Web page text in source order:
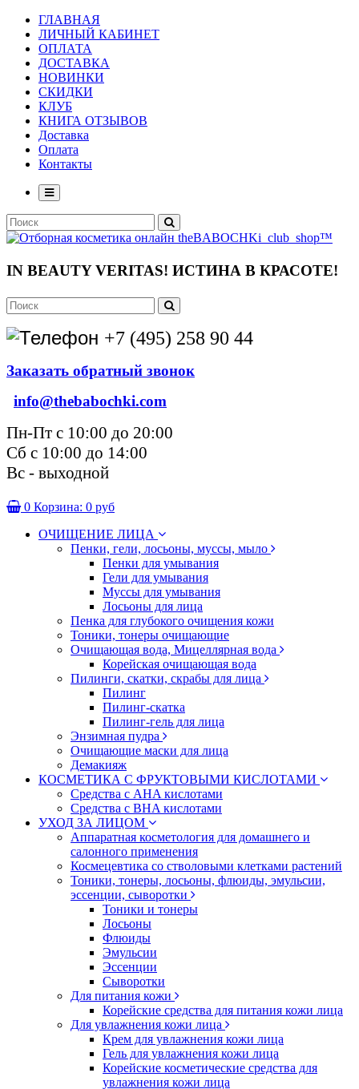
ГЛАВНАЯ
ЛИЧНЫЙ КАБИНЕТ
ОПЛАТА
ДОСТАВКА
НОВИНКИ
СКИДКИ
КЛУБ
КНИГА ОТЗЫВОВ
Доставка
Оплата
Контакты
IN BEAUTY VERITAS! ИСТИНА В КРАСОТЕ!
+7 (495) 258 90 44
Заказать обратный звонок
info@thebabochki.com
Пн-Пт с 10:00 до 20:00
Сб с 10:00 до 14:00
Вс - выходной
0 Корзина: 0 руб
ОЧИЩЕНИЕ ЛИЦА
Пенки, гели, лосьоны, муссы, мыло
Пенки для умывания
Гели для умывания
Муссы для умывания
Лосьоны для лица
Пенка для глубокого очищения кожи
Тоники, тонеры очищающие
Очищающая вода, Мицеллярная вода
Корейская очищающая вода
Пилинги, скатки, скрабы для лица
Пилинг
Пилинг-скатка
Пилинг-гель для лица
Энзимная пудра
Очищающие маски для лица
Демакияж
КОСМЕТИКА С ФРУКТОВЫМИ КИСЛОТАМИ
Средства с AHA кислотами
Средства с BHA кислотами
УХОД ЗА ЛИЦОМ
Аппаратная косметология для домашнего и
салонного применения
Космецевтика со стволовыми клетками растений
Тоники, тонеры, лосьоны, флюиды, эмульсии,
эссенции, сыворотки
Тоники и тонеры
Лосьоны
Флюиды
Эмульсии
Эссенции
Сыворотки
Для питания кожи
Корейские средства для питания кожи лица
Для увлажнения кожи лица
Крем для увлажнения кожи лица
Гель для увлажнения кожи лица
Корейские косметические средства для
увлажнения кожи лица